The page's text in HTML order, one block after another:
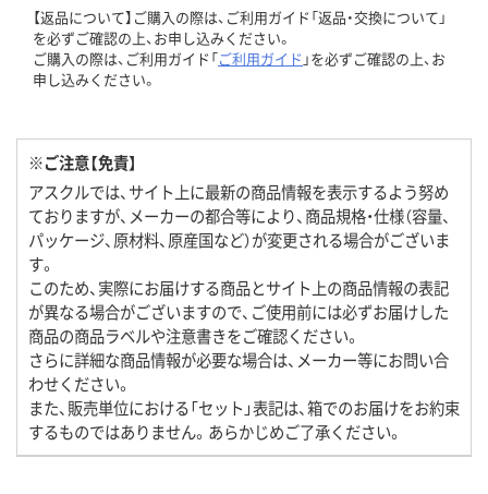
【返品について】ご購入の際は、ご利用ガイド「返品・交換について」
を必ずご確認の上、お申し込みください。
ご購入の際は、ご利用ガイド「ご利用ガイド 」を必ずご確認の上、お
申し込みください。
※ご注意【免責】
アスクルでは、サイト上に最新の商品情報を表示するよう努め
ておりますが、メーカーの都合等により、商品規格・仕様（容量、
パッケージ、原材料、原産国など）が変更される場合がございま
す。
このため、実際にお届けする商品とサイト上の商品情報の表記
が異なる場合がございますので、ご使用前には必ずお届けした
商品の商品ラベルや注意書きをご確認ください。
さらに詳細な商品情報が必要な場合は、メーカー等にお問い合
わせください。
また、販売単位における「セット」表記は、箱でのお届けをお約束
するものではありません。あらかじめご了承ください。